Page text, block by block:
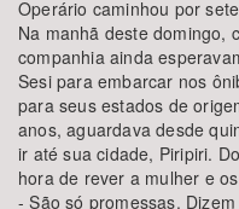
Operário caminhou por
Na manhã deste domingo,
companhia ainda
Sesi para embarcar nos
para seus estados de
anos, aguardava desde
ir até sua cidade, Piripiri.
hora de rever a mulher e
- São só promessas.